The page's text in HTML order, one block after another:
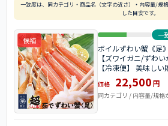
一致度は、同カテゴリ・商品名（文字の近さ）・内容量/規
した目安です。
候補
一
ボイルずわい蟹《足
【ズワイガニ/ずわ
【冷凍便】 美味し
価格 22,500円
同カテゴリ / 内容量/規格